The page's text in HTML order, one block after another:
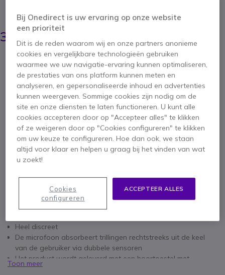
ideal voor lawaaierige omgevingen
34,99 €
34,95 € incl. BTW
Aantal
IN WINKELWAGEN
OFFERTE BINNEN 4 UUR
Niet op voorraad
1 jaarFabrieksgarantie
Belangrijkste kenmerken
Heel discreet
De microfoon absorbeert trillingen rechtstreeks uit de keel
van de gebruiker via dubbele sensoren
Het product wordt geleverd met een hoortoestel met
akoestische buis keelmicrofoon met trillingsopname PTT-
Toon meer
Bij Onedirect is uw ervaring op onze website
een prioriteit
Dit is de reden waarom wij en onze partners anonieme
cookies en vergelijkbare technologieën gebruiken
waarmee we uw navigatie-ervaring kunnen optimaliseren,
de prestaties van ons platform kunnen meten en
analyseren, en gepersonaliseerde inhoud en advertenties
kunnen weergeven. Sommige cookies zijn nodig om de
site en onze diensten te laten functioneren. U kunt alle
cookies accepteren door op "Accepteer alles" te klikken
of ze weigeren door op "Cookies configureren" te klikken
om uw keuze te configureren. Hoe dan ook, we staan
altijd voor klaar en helpen u graag bij het vinden van wat
u zoekt!
ACCEPTEER ALLES
Cookies
configureren